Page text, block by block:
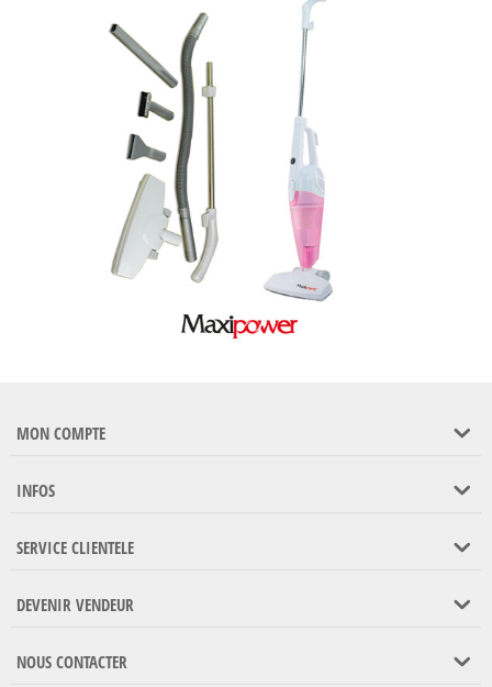
MON COMPTE
INFOS
SERVICE CLIENTELE
DEVENIR VENDEUR
NOUS CONTACTER